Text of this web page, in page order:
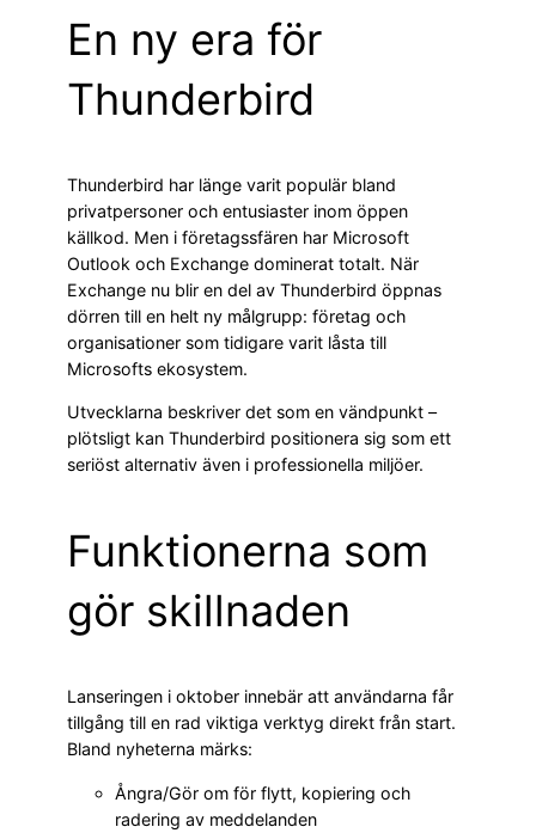
En ny era för
Thunderbird
Thunderbird har länge varit populär bland
privatpersoner och entusiaster inom öppen
källkod. Men i företagssfären har Microsoft
Outlook och Exchange dominerat totalt. När
Exchange nu blir en del av Thunderbird öppnas
dörren till en helt ny målgrupp: företag och
organisationer som tidigare varit låsta till
Microsofts ekosystem.
Utvecklarna beskriver det som en vändpunkt –
plötsligt kan Thunderbird positionera sig som ett
seriöst alternativ även i professionella miljöer.
Funktionerna som
gör skillnaden
Lanseringen i oktober innebär att användarna får
tillgång till en rad viktiga verktyg direkt från start.
Bland nyheterna märks:
Ångra/Gör om för flytt, kopiering och
radering av meddelanden